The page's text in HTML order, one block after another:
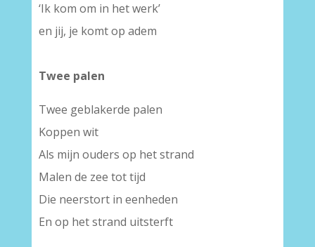
‘Ik kom om in het werk’
en jij, je komt op adem
Twee palen
Twee geblakerde palen
Koppen wit
Als mijn ouders op het strand
Malen de zee tot tijd
Die neerstort in eenheden
En op het strand uitsterft